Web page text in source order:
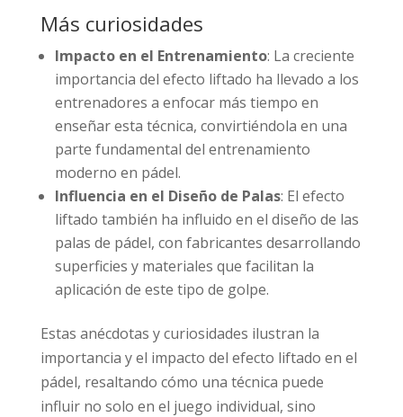
Más curiosidades
Impacto en el Entrenamiento: La creciente
importancia del efecto liftado ha llevado a los
entrenadores a enfocar más tiempo en
enseñar esta técnica, convirtiéndola en una
parte fundamental del entrenamiento
moderno en pádel.
Influencia en el Diseño de Palas: El efecto
liftado también ha influido en el diseño de las
palas de pádel, con fabricantes desarrollando
superficies y materiales que facilitan la
aplicación de este tipo de golpe.
Estas anécdotas y curiosidades ilustran la
importancia y el impacto del efecto liftado en el
pádel, resaltando cómo una técnica puede
influir no solo en el juego individual, sino